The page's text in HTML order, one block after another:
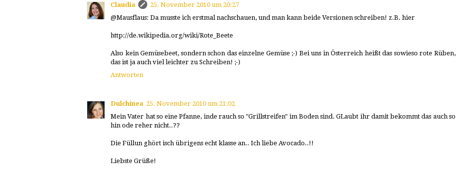
Claudia
25. November 2010 um 20:27
@Mausflaus: Da musste ich erstmal nachschauen, und man kann beide Versionen schreiben! z.B. hier
http://de.wikipedia.org/wiki/Rote_Beete
Also kein Gemüsebeet, sondern schon das einzelne Gemüse ;-) Bei uns in Österreich heißt das sowieso rote Rüben,
das ist ja auch viel leichter zu Schreiben! ;-)
Antworten
Dulchinea 25. November 2010 um 21:02
Mein Vater hat so eine Pfanne, inde rauch so "Grillstreifen" im Boden sind. GLaubt ihr damit bekommt das auch so
hin ode reher nicht..??
Die Füllun ghört isch übrigens echt klasse an.. Ich liebe Avocado..!!
Liebste Grüße!